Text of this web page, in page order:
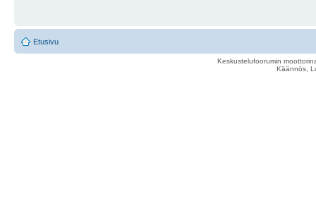
Etusivu
Keskustelufoorumin
Käännös,